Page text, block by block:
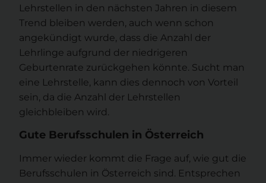
Lehrstellen in den nächsten Jahren in diesem
Trend bleiben werden, auch wenn schon
angekündigt wurde, dass die Anzahl der
Lehrlinge aufgrund der niedrigeren
Geburtenrate zurückgehen könnte. Sucht man
eine Lehrstelle, kann dies dennoch von Vorteil
sein, da die Anzahl der Lehrstellen
gleichbleiben wird.
Gute Berufsschulen in Österreich
Immer wieder kommt die Frage auf, wie gut die
Berufsschulen in Österreich sind. Entsprechen